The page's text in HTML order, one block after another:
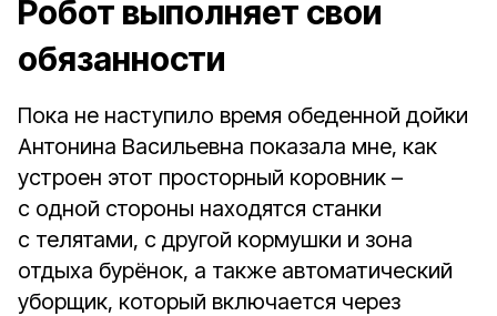
Робот выполняет свои
обязанности
Пока не наступило время обеденной дойки
Антонина Васильевна показала мне, как
устроен этот просторный коровник –
с одной стороны находятся станки
с телятами, с другой кормушки и зона
отдыха бурёнок, а также автоматический
уборщик, который включается через